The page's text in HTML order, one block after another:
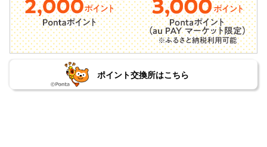
ポイント交換所はこちら